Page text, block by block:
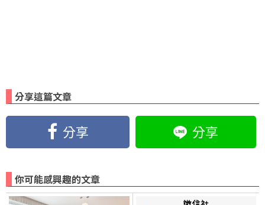
分享這篇文章
分享 分享
你可能感興趣的文章